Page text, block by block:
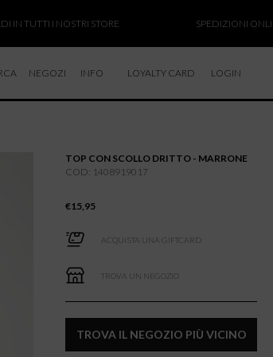
I NOSTRI STORE SPEDIZIONI ONLINE
NEGOZI INFO
RESI E RIMBORSI
LOYALTY CARD LOGIN
TOP CON SCOLLO DRITTO - MARRONE
COD: 1408919017
€15,95
ACQUISTA UNA GIFTCARD
TROVA UN NEGOZIO
TROVA IL NEGOZIO PIÙ VICINO